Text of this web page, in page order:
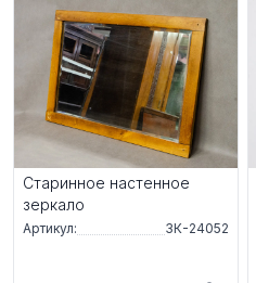
Старинное настенное
зеркало
Артикул: ЗК-24052